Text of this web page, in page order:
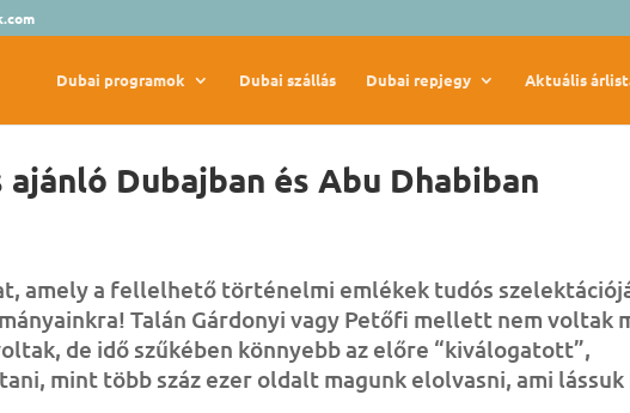
Dubai programok Dubai szállás Dubai repjegy Aktuális
Dubajban és Abu Dhabiban
amely a fellelhető történelmi emlékek tudós
Talán Gárdonyi vagy Petőfi mellett nem voltak
de idő szűkében könnyebb az előre “kiválogatott”,
mint több száz ezer oldalt magunk elolvasni, ami lássuk